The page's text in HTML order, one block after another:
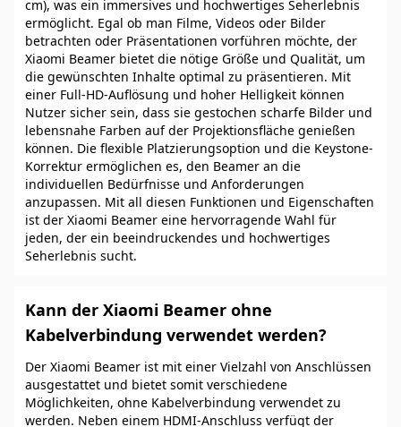
cm), was ein immersives und hochwertiges Seherlebnis
ermöglicht. Egal ob man Filme, Videos oder Bilder
betrachten oder Präsentationen vorführen möchte, der
Xiaomi Beamer bietet die nötige Größe und Qualität, um
die gewünschten Inhalte optimal zu präsentieren. Mit
einer Full-HD-Auflösung und hoher Helligkeit können
Nutzer sicher sein, dass sie gestochen scharfe Bilder und
lebensnahe Farben auf der Projektionsfläche genießen
können. Die flexible Platzierungsoption und die Keystone-
Korrektur ermöglichen es, den Beamer an die
individuellen Bedürfnisse und Anforderungen
anzupassen. Mit all diesen Funktionen und Eigenschaften
ist der Xiaomi Beamer eine hervorragende Wahl für
jeden, der ein beeindruckendes und hochwertiges
Seherlebnis sucht.
Kann der Xiaomi Beamer ohne
Kabelverbindung verwendet werden?
Der Xiaomi Beamer ist mit einer Vielzahl von Anschlüssen
ausgestattet und bietet somit verschiedene
Möglichkeiten, ohne Kabelverbindung verwendet zu
werden. Neben einem HDMI-Anschluss verfügt der